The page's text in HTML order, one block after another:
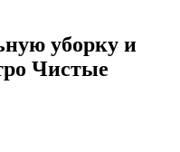
уборку и
Чистые